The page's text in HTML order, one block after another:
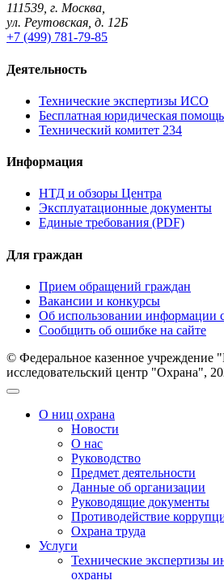
111539, г. Москва,
ул. Реутовская, д. 12Б
+7 (499) 781-79-85
Деятельность
Технические экспертизы ИСО
Бесплатная юридическая помощь
Технический комитет 234
Информация
НТД и обзоры Центра
Эксплуатационные документы
Единые требования (PDF)
Для граждан
Прием обращений граждан
Вакансии и конкурсы
Об использовании информации
Сообщить об ошибке на сайте
© Федеральное казенное учреждение
исследовательский центр "Охрана",
О ниц охрана
Новости
О нас
Руководство
Предмет деятельности
Данные об организации
Руководящие документы
Противодействие
Охрана труда
Услуги
Технические экспертизы
охраны